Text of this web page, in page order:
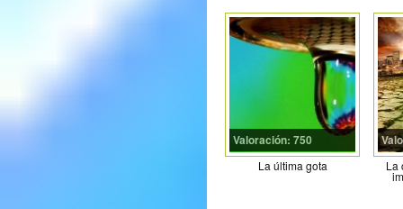
Valoración: 750
La última gota La